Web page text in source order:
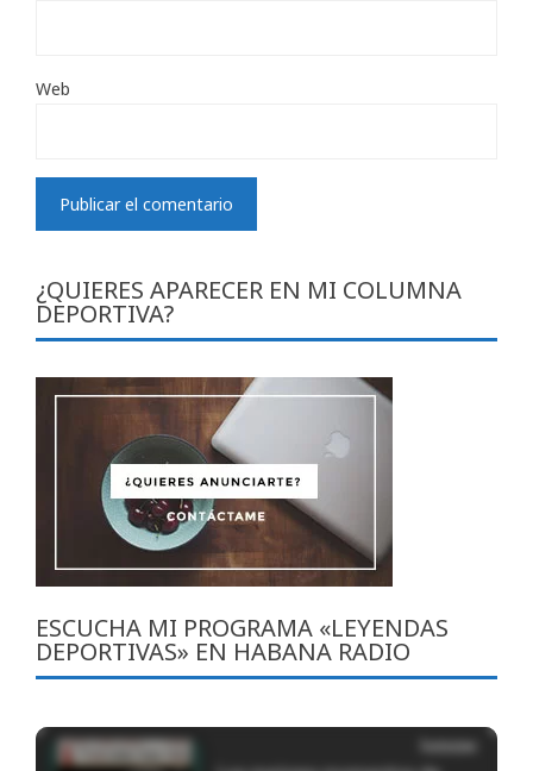
Web
¿QUIERES APARECER EN MI COLUMNA
DEPORTIVA?
ESCUCHA MI PROGRAMA «LEYENDAS
DEPORTIVAS» EN HABANA RADIO